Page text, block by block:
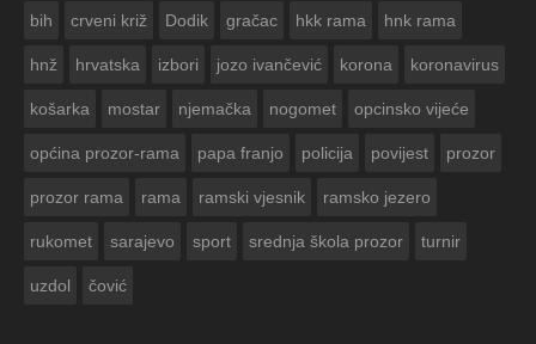
bih crveni križ Dodik gračac hkk rama hnk rama
hnž hrvatska izbori jozo ivančević korona koronavirus
košarka mostar njemačka nogomet opcinsko vijeće
općina prozor-rama papa franjo policija povijest prozor
prozor rama rama ramski vjesnik ramsko jezero
rukomet sarajevo sport srednja škola prozor turnir
uzdol čović